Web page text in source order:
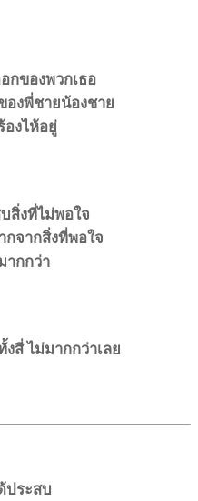
กของพวกเธอ
งพี่ชายน้องชาย
งไห้อยู่
สิ่งที่ไม่พอใจ
กจากสิ่งที่พอใจ
กกว่า
สี่ ไม่มากกว่าเลย
ประสบ